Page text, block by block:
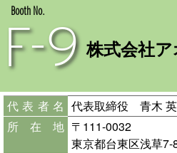
Booth No.
F-9 株式会社ア
代表者名 代表取締役 青木
所在地 〒111-0032
東京都台東区浅草7-